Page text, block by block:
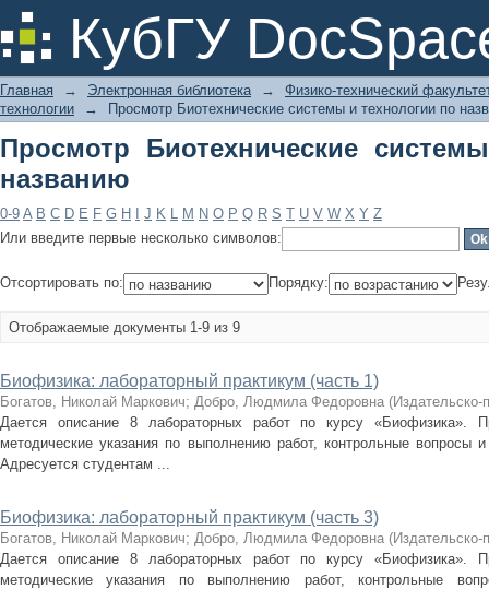
КубГУ
Просмотр Биотехнические
Главная → Электронная библиотека →
Физико-технический
технологии
→ Просмотр Биотехнические системы и технологии по
Просмотр Биотехнические
названию
0-9 A B C D E F G H J K L M N O P Q R S T U V W X Y Z
Или введите первые несколько символов:
Отсортировать по: Порядку:
Отображаемые документы 1-9 из 9
Биофизика: лабораторный практикум (часть 1)
Богатов, Николай Маркович; Добро, Людмила Федоровна (Издательско-
Дается описание 8 лабораторных работ по курсу «Биофизика».
методические указания по выполнению работ, контрольные вопросы
Адресуется студентам ...
Биофизика: лабораторный практикум (часть 3)
Богатов, Николай Маркович; Добро, Людмила Федоровна (Издательско-
Дается описание 8 лабораторных работ по курсу «Биофизика».
методические указания по выполнению работ, контрольные